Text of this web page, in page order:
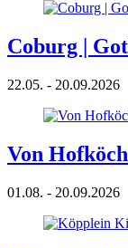
Coburg |
22.05. - 20.09.2026
Von
01.08. - 20.09.2026